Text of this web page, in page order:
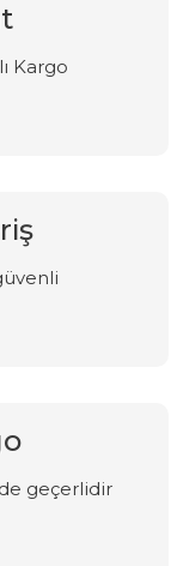
Kargo
geçerlidir